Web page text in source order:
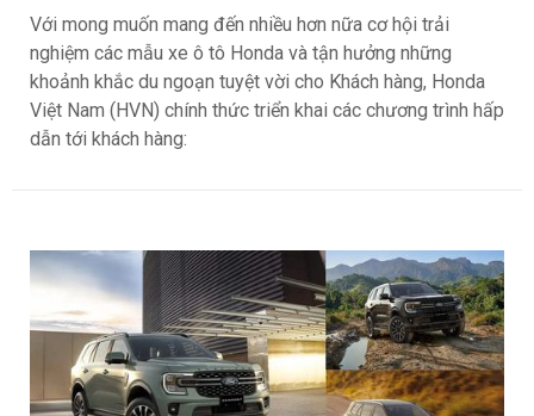
Với mong muốn mang đến nhiều hơn nữa cơ hội trải
nghiệm các mẫu xe ô tô Honda và tận hưởng những
khoảnh khắc du ngoạn tuyệt vời cho Khách hàng, Honda
Việt Nam (HVN) chính thức triển khai các chương trình hấp
dẫn tới khách hàng: